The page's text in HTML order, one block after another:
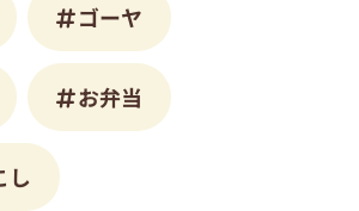
ゴーヤ
お弁当
し